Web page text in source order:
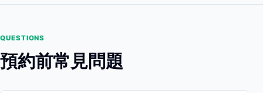
QUESTIONS
預約前常見問題